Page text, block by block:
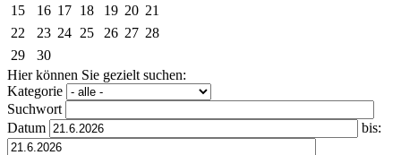
15
16 17 18 19 20 21
22
23 24 25 26 27 28
29
30
Hier können Sie gezielt suchen:
Kategorie
Suchwort
Datum
bis: